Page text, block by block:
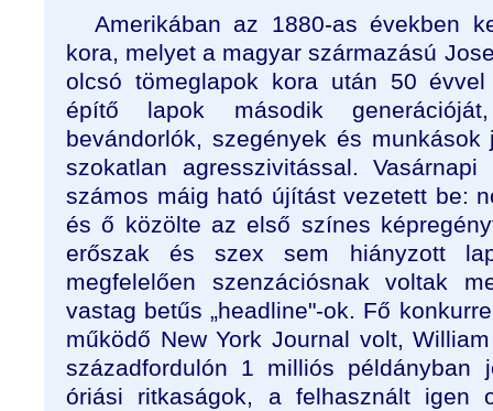
Amerikában az 1880-as években
kora, melyet a magyar származású
olcsó tömeglapok kora után 50
építő lapok második
bevándorlók, szegények és
szokatlan agresszivitással.
számos máig ható újítást vezetett be:
és ő közölte az első színes
erőszak és szex sem hiányzott
megfelelően szenzációsnak voltak
vastag betűs „headline"-ok. Fő
működő New York Journal volt,
századfordulón 1 milliós példányban
óriási ritkaságok, a felhasznált igen